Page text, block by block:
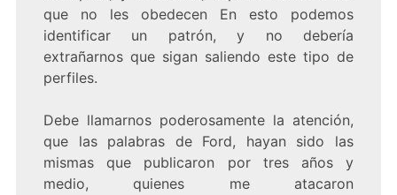
que no les obedecen En esto podemos
identificar un patrón, y no debería
extrañarnos que sigan saliendo este tipo de
perfiles.
Debe llamarnos poderosamente la atención,
que las palabras de Ford, hayan sido las
mismas que publicaron por tres años y
medio, quienes me atacaron